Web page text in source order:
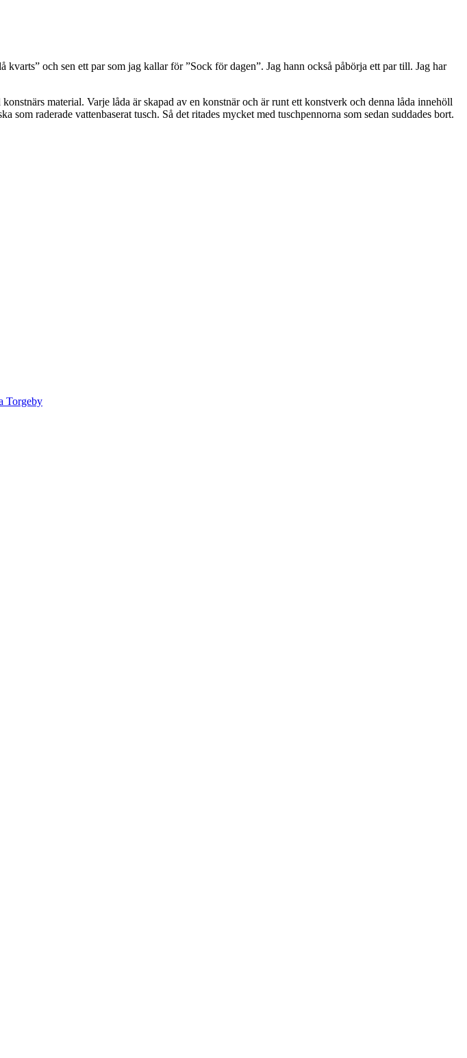
och sen ett par som jag kallar för ”Sock för dagen”. Jag hann också påbörja ett par till. Jag har
material. Varje låda är skapad av en konstnär och är runt ett konstverk och denna låda innehöll
raderade vattenbaserat tusch. Så det ritades mycket med tuschpennorna som sedan suddades bort.
Torgeby